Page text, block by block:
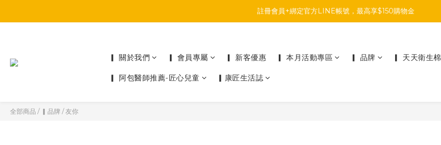
註冊會員+綁定官方LINE帳號，最高享$150購物金
註冊會員+綁定官方LINE帳號，最高享$150購物金
註冊會員+綁定官方LINE帳號，最高享$150購物金
▎ 關於我們 ▎ 會員專屬 ▎ 新客優惠 ▎ 本月活動專區 ▎ 品牌 ▎ 天天衛生棉
▎ 阿包醫師推薦-匠心兒童 ▎康匠生活誌
全部商品 / ▎品牌 /友你